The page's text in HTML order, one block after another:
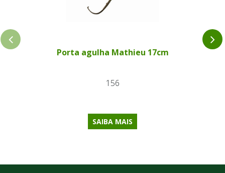
Porta agulha Mathieu 17cm
156
SAIBA MAIS